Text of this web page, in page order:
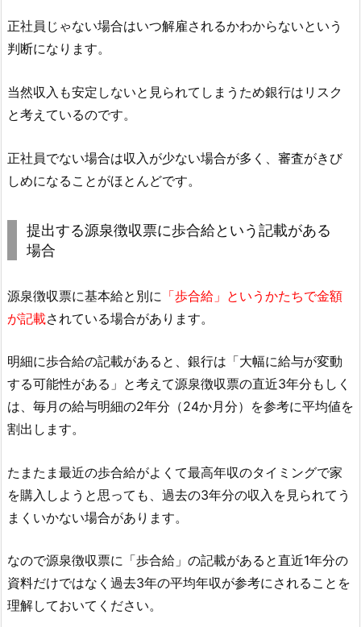
正社員じゃない場合はいつ解雇されるかわからないという
判断になります。
当然収入も安定しないと見られてしまうため銀行はリスク
と考えているのです。
正社員でない場合は収入が少ない場合が多く、審査がきび
しめになることがほとんどです。
提出する源泉徴収票に歩合給という記載がある
場合
源泉徴収票に基本給と別に 「歩合給」というかたちで金額
が記載されている場合があります。
明細に歩合給の記載があると、銀行は「大幅に給与が変動
する可能性がある」と考えて源泉徴収票の直近3年分もしく
は、毎月の給与明細の2年分（24か月分）を参考に平均値を
割出します。
たまたま最近の歩合給がよくて最高年収のタイミングで家
を購入しようと思っても、過去の3年分の収入を見られてう
まくいかない場合があります。
なので源泉徴収票に「歩合給」の記載があると直近1年分の
資料だけではなく過去3年の平均年収が参考にされることを
理解しておいてください。